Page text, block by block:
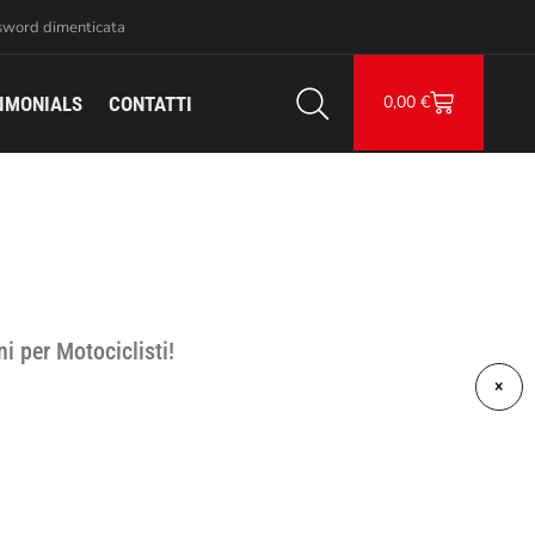
dimenticata
CONTATTI 0,00 €
per Motociclisti!
×